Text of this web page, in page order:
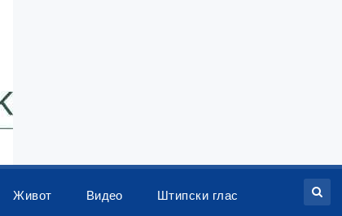
Живот Видео Штипски глас